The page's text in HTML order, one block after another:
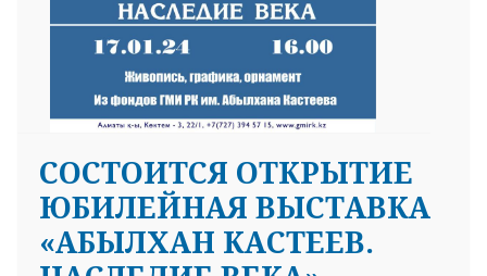
СОСТОИТСЯ ОТКРЫТИЕ
ЮБИЛЕЙНАЯ ВЫСТАВКА
«АБЫЛХАН КАСТЕЕВ.